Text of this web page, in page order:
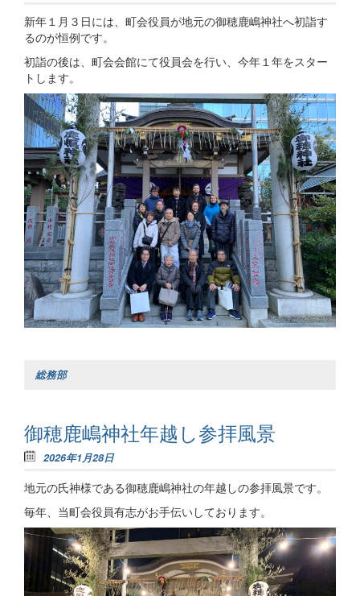
新年１月３日には、町会役員が地元の御穂鹿嶋神社へ初詣す
るのが恒例です。
初詣の後は、町会会館にて役員会を行い、今年１年をスター
トします。
総務部
御穂鹿嶋神社年越し参拝風景
2026年1月28日
地元の氏神様である御穂鹿嶋神社の年越しの参拝風景です。
毎年、当町会役員有志がお手伝いしております。